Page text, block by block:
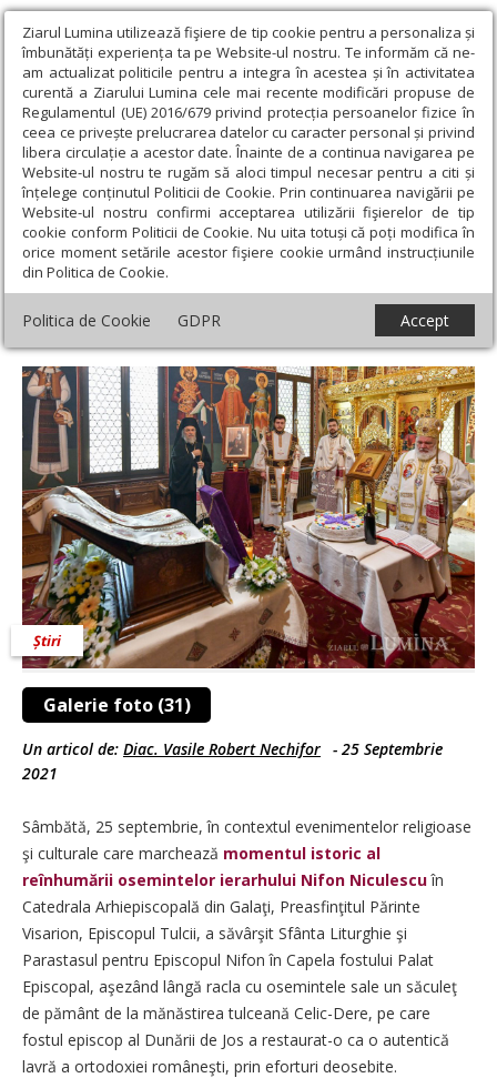
Ziarul Lumina utilizează fişiere de tip cookie pentru a personaliza și
îmbunătăți experiența ta pe Website-ul nostru. Te informăm că ne-
am actualizat politicile pentru a integra în acestea și în activitatea
curentă a Ziarului Lumina cele mai recente modificări propuse de
Regulamentul (UE) 2016/679 privind protecția persoanelor fizice în
ceea ce privește prelucrarea datelor cu caracter personal și privind
libera circulație a acestor date. Înainte de a continua navigarea pe
Website-ul nostru te rugăm să aloci timpul necesar pentru a citi și
înțelege conținutul Politicii de Cookie. Prin continuarea navigării pe
Website-ul nostru confirmi acceptarea utilizării fişierelor de tip
cookie conform Politicii de Cookie. Nu uita totuși că poți modifica în
orice moment setările acestor fişiere cookie urmând instrucțiunile
din Politica de Cookie.
Politica de Cookie GDPR Accept
Ziarul Lumina › Actualitate religioasă › Știri › Sfânta Liturghie,
Parastas și simpozion pentru Episcopul Nifon Niculescu al Dunării
de Jos
Sfânta Liturghie, Parastas și simpozion
pentru Episcopul Nifon Niculescu al
Dunării de Jos
Galerie foto (31)
Știri
Un articol de: Diac. Vasile Robert Nechifor - 25 Septembrie
2021
Sâmbătă, 25 septembrie, în contextul evenimentelor religioase
şi culturale care marchează momentul istoric al
reînhumării osemintelor ierarhului Nifon Niculescu în
Catedrala Arhiepiscopală din Galaţi, Preasfinţitul Părinte
Visarion, Episcopul Tulcii, a săvârşit Sfânta Liturghie şi
Parastasul pentru Episcopul Nifon în Capela fostului Palat
Episcopal, aşezând lângă racla cu osemintele sale un săculeţ
de pământ de la mănăstirea tulceană Celic-Dere, pe care
fostul episcop al Dunării de Jos a restaurat-o ca o autentică
lavră a ortodoxiei româneşti, prin eforturi deosebite.